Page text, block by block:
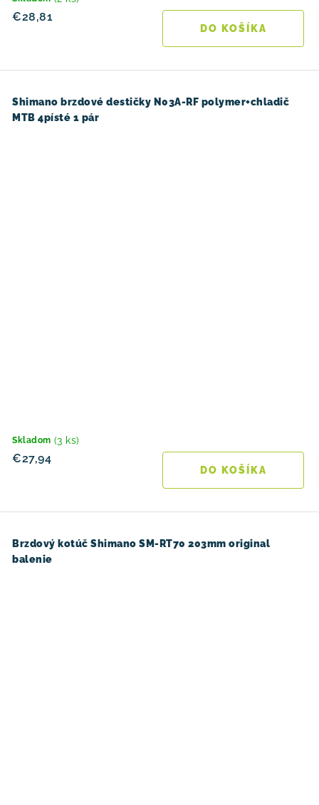
€28,81
DO KOŠÍKA
Shimano brzdové destičky N03A-RF polymer+chladič
MTB 4písté 1 pár
Skladom (3 ks)
€27,94
DO KOŠÍKA
Brzdový kotúč Shimano SM-RT70 203mm original
balenie